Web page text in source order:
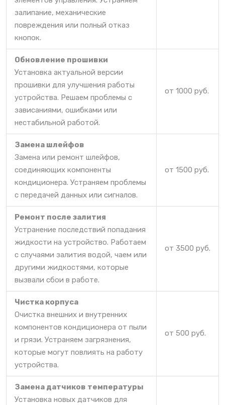
залипание, механические
повреждения или полный отказ
кнопок.
Обновление прошивки
Установка актуальной версии
прошивки для улучшения работы
устройства. Решаем проблемы с
зависаниями, ошибками или
нестабильной работой.
от 1000 руб.
Замена шлейфов
Замена или ремонт шлейфов,
соединяющих компоненты
кондиционера. Устраняем проблемы
с передачей данных или сигналов.
от 1500 руб.
Ремонт после залития
Устранение последствий попадания
жидкости на устройство. Работаем
с случаями залития водой, чаем или
другими жидкостями, которые
вызвали сбои в работе.
от 3500 руб.
Чистка корпуса
Очистка внешних и внутренних
компонентов кондиционера от пыли
и грязи. Устраняем загрязнения,
которые могут повлиять на работу
устройства.
от 500 руб.
Замена датчиков температуры
Установка новых датчиков для